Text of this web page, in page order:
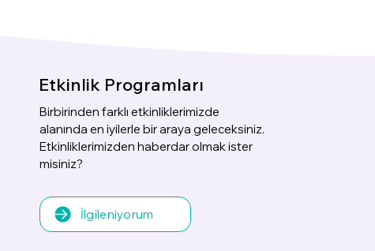
Etkinlik Programları
Birbirinden farklı etkinliklerimizde
alanında en iyilerle bir araya geleceksiniz.
Etkinliklerimizden haberdar olmak ister
misiniz?
İlgileniyorum